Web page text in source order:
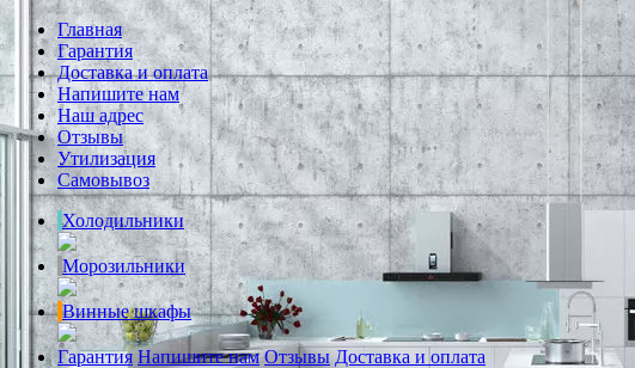
Главная
Гарантия
Доставка и оплата
Напишите нам
Наш адрес
Отзывы
Утилизация
Самовывоз
Холодильники
Морозильники
Винные шкафы
Гарантия Напишите нам Отзывы Доставка и оплата